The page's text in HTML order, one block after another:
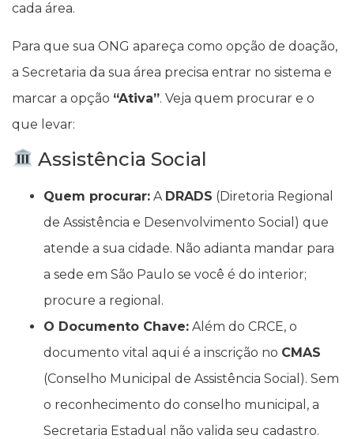
cada área.
Para que sua ONG apareça como opção de doação,
a Secretaria da sua área precisa entrar no sistema e
marcar a opção “Ativa”. Veja quem procurar e o
que levar:
Assistência Social
Quem procurar: A DRADS (Diretoria Regional
de Assistência e Desenvolvimento Social) que
atende a sua cidade. Não adianta mandar para
a sede em São Paulo se você é do interior;
procure a regional.
O Documento Chave: Além do CRCE, o
documento vital aqui é a inscrição no CMAS
(Conselho Municipal de Assistência Social). Sem
o reconhecimento do conselho municipal, a
Secretaria Estadual não valida seu cadastro.